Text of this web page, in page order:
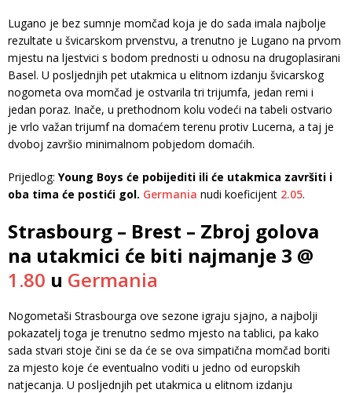
Lugano je bez sumnje momčad koja je do sada imala najbolje
rezultate u švicarskom prvenstvu, a trenutno je Lugano na prvom
mjestu na ljestvici s bodom prednosti u odnosu na drugoplasirani
Basel. U posljednjih pet utakmica u elitnom izdanju švicarskog
nogometa ova momčad je ostvarila tri trijumfa, jedan remi i
jedan poraz. Inače, u prethodnom kolu vodeći na tabeli ostvario
je vrlo važan trijumf na domaćem terenu protiv Lucerna, a taj je
dvoboj završio minimalnom pobjedom domaćih.
Prijedlog: Young Boys će pobijediti ili će utakmica završiti i
oba tima će postići gol. Germania nudi koeficijent 2.05.
Strasbourg – Brest – Zbroj golova
na utakmici će biti najmanje 3 @
1.80 u Germania
Nogometaši Strasbourga ove sezone igraju sjajno, a najbolji
pokazatelj toga je trenutno sedmo mjesto na tablici, pa kako
sada stvari stoje čini se da će se ova simpatična momčad boriti
za mjesto koje će eventualno voditi u jedno od europskih
natjecanja. U posljednjih pet utakmica u elitnom izdanju